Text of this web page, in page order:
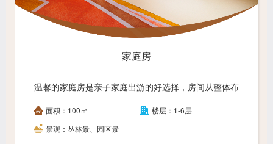
家庭房
温馨的家庭房是亲子家庭出游的好选择，房间从整体布
准备。家庭房配有小童专属用品以外，房间更配备舒适
的纺织品家具，房间整体格调为轻松的暖色调，烘托出
面积：100㎡
楼层：1-6层
景观：丛林景、园区景